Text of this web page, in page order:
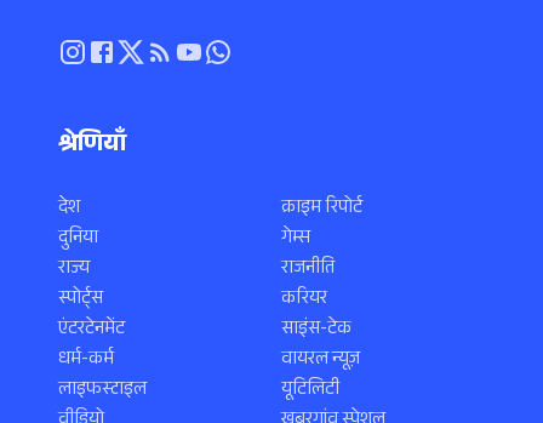
श्रेणियाँ
देश
दुनिया
राज्य
स्पोर्ट्स
एंटरटेनमेंट
धर्म-कर्म
लाइफस्टाइल
क्राइम रिपोर्ट
गेम्स
राजनीति
करियर
साइंस-टेक
वायरल न्यूज़
यूटिलिटी